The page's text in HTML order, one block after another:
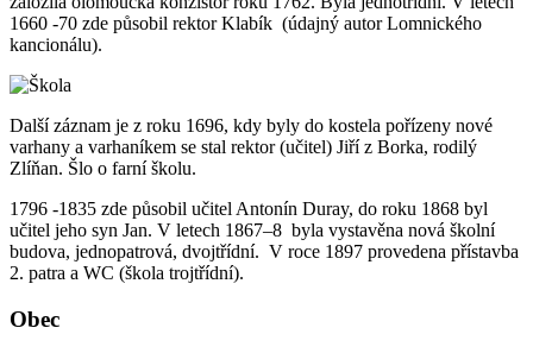
1660 -70 zde působil rektor Klabík (údajný autor Lomnického
kancionálu).
Další záznam je z roku 1696, kdy byly do kostela pořízeny nové
varhany a varhaníkem se stal rektor (učitel) Jiří z Borka, rodilý
Zlíňan. Šlo o farní školu.
1796 -1835 zde působil učitel Antonín Duray, do roku 1868 byl
učitel jeho syn Jan. V letech 1867–8 byla vystavěna nová školní
budova, jednopatrová, dvojtřídní. V roce 1897 provedena přístavba
2. patra a WC (škola trojtřídní).
Obec